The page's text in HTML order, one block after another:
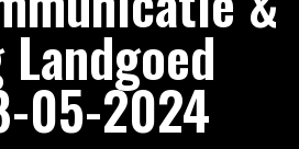
05-2024